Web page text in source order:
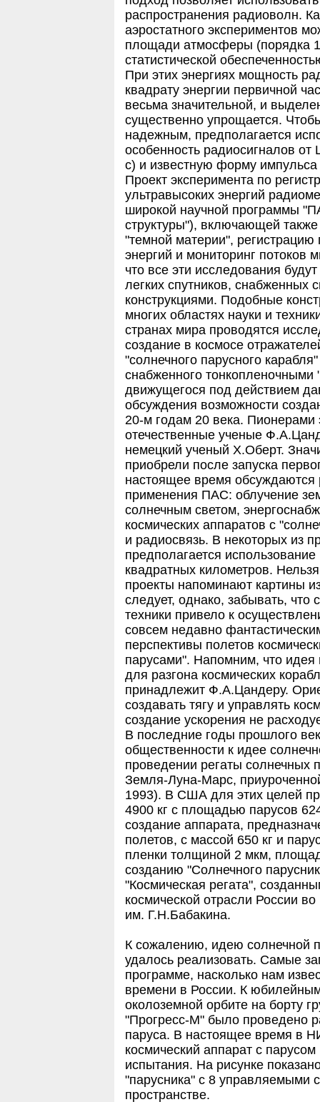
распространения радиоволн.
аэростатного экспериментов
площади атмосферы (порядка
статистической
При этих энергиях мощность
квадрату энергии первичной
весьма значительной, и
существенно упрощается.
надежным, предполагается
особенность радиосигналов
с) и известную форму
Проект эксперимента по
ультравысоких энергий
широкой научной программы
структуры"), включающей
"темной материи", регистрацию
энергий и мониторинг потоков
что все эти исследования
легких спутников,
конструкциями. Подобные
многих областях науки и
странах мира проводятся
создание в космосе
"солнечного парусного
снабженного
движущегося под действием
обсуждения возможности
20-м годам 20 века. Пионерами
отечественные ученые
немецкий ученый Х.Оберт.
приобрели после запуска
настоящее время обсуждаются
применения ПАС: облучение
солнечным светом,
космических аппаратов с
и радиосвязь. В некоторых из
предполагается
квадратных километров.
проекты напоминают картины
следует, однако, забывать, что
техники привело к
совсем недавно
перспективы полетов
парусами". Напомним, что идея
для разгона космических
принадлежит Ф.А.Цандеру.
создавать тягу и управлять
создание ускорения не
В последние годы прошлого
общественности к идее
проведении регаты солнечных
Земля-Луна-Марс,
1993). В США для этих целей
4900 кг с площадью парусов
создание аппарата,
полетов, с массой 650 кг и
пленки толщиной 2 мкм,
созданию "Солнечного
"Космическая регата",
космической отрасли России
им. Г.Н.Бабакина.
К сожалению, идею солнечной
удалось реализовать. Самые
программе, насколько нам
времени в России. К
околоземной орбите на борту
"Прогресс-М" было проведено
паруса. В настоящее время в
космический аппарат с
испытания. На рисунке
"парусника" с 8 управляемыми
пространстве.